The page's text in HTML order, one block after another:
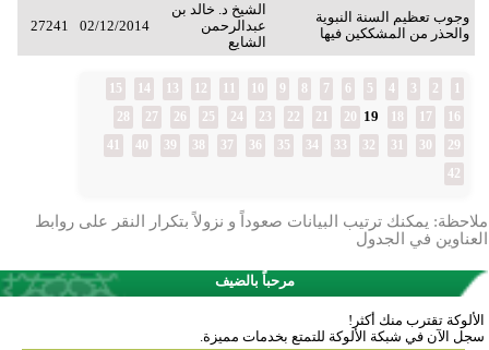
وجوب تعظيم السنة النبوية
والحذر من المشككين فيها
الشيخ د. خالد بن
عبدالرحمن
الشايع
02/12/2014
27241
2
3
4
5
6
7
8
9
12
13
14
15
16
17
18
20
21
22
23
24
25
26
27
28
29
30
31
32
33
34
35
36
37
38
39
40
41
42
ملاحظة: يمكنك ترتيب البيانات صعوداً و نزولاً بتكرار النقر على روابط
العناوين في الجدول
مرحباً بالضيف
الألوكة تقترب منك أكثر!
سجل الآن في شبكة الألوكة للتمتع بخدمات مميزة.